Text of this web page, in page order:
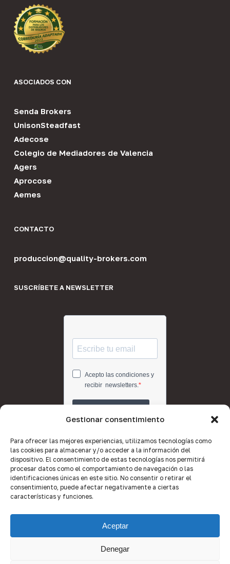
Gestionar consentimiento
Para ofrecer las mejores experiencias, utilizamos tecnologías como
las cookies para almacenar y/o acceder a la información del
dispositivo. El consentimiento de estas tecnologías nos permitirá
procesar datos como el comportamiento de navegación o las
identificaciones únicas en este sitio. No consentir o retirar el
consentimiento, puede afectar negativamente a ciertas
características y funciones.
Aceptar
Denegar
ASOCIADOS CON
Senda Brokers
UnisonSteadfast
Adecose
Colegio de Mediadores de Valencia
Agers
Aprocose
Aemes
CONTACTO
produccion@quality-brokers.com
SUSCRÍBETE A NEWSLETTER